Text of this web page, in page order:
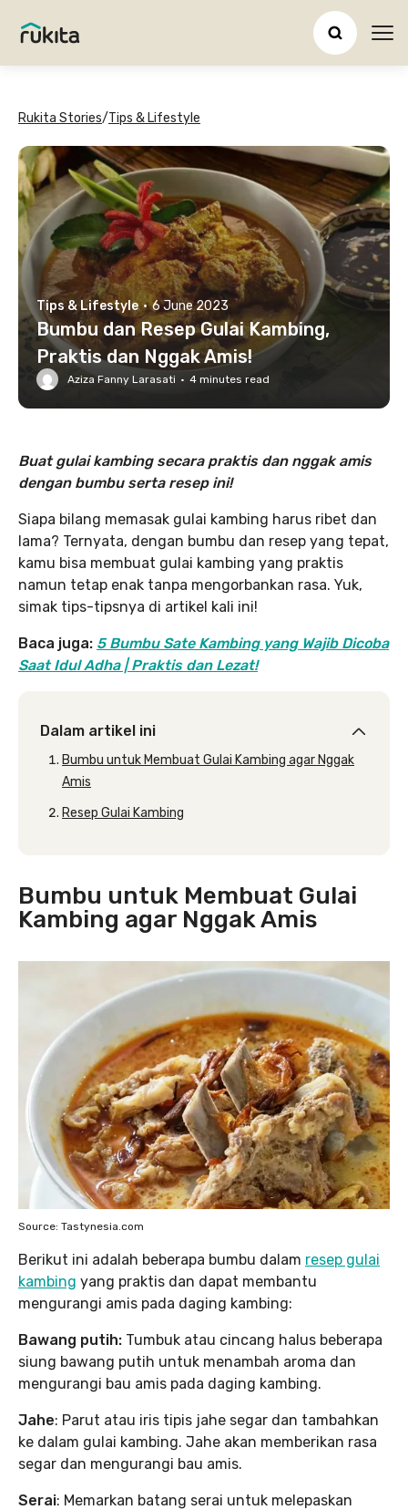
Rukita Stories/Tips & Lifestyle
Tips & Lifestyle · 6 June 2023
Bumbu dan Resep Gulai Kambing,
Praktis dan Nggak Amis!
Aziza Fanny Larasati · 4 minutes read
Buat gulai kambing secara praktis dan nggak amis
dengan bumbu serta resep ini!
Siapa bilang memasak gulai kambing harus ribet dan
lama? Ternyata, dengan bumbu dan resep yang tepat,
kamu bisa membuat gulai kambing yang praktis
namun tetap enak tanpa mengorbankan rasa. Yuk,
simak tips-tipsnya di artikel kali ini!
Baca juga: 5 Bumbu Sate Kambing yang Wajib Dicoba
Saat Idul Adha | Praktis dan Lezat!
Dalam artikel ini
Bumbu untuk Membuat Gulai Kambing agar Nggak
Amis
Resep Gulai Kambing
Bumbu untuk Membuat Gulai
Kambing agar Nggak Amis
Source: Tastynesia.com
Berikut ini adalah beberapa bumbu dalam resep gulai
kambing yang praktis dan dapat membantu
mengurangi amis pada daging kambing:
Bawang putih: Tumbuk atau cincang halus beberapa
siung bawang putih untuk menambah aroma dan
mengurangi bau amis pada daging kambing.
Jahe: Parut atau iris tipis jahe segar dan tambahkan
ke dalam gulai kambing. Jahe akan memberikan rasa
segar dan mengurangi bau amis.
Serai: Memarkan batang serai untuk melepaskan